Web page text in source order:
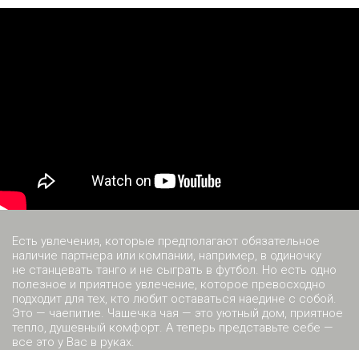
Есть увлечения, которые предполагают обязательное
наличие партнера или компании, например, в одиночку
не станцевать танго и не сыграть в футбол. Но есть одно
полезное и приятное увлечение, которое превосходно
подходит для тех, кто любит оставаться наедине с собой.
Это — чаепитие. Чашечка чая — это уютный дом, приятное
тепло, душевный комфорт. А теперь представьте себе —
все это у Вас в руках.